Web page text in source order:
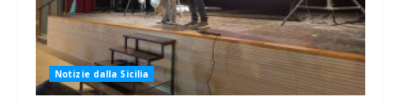
Notizie dalla Sicilia